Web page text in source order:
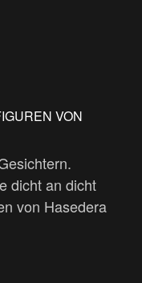
VON
dicht an dicht
von Hasedera